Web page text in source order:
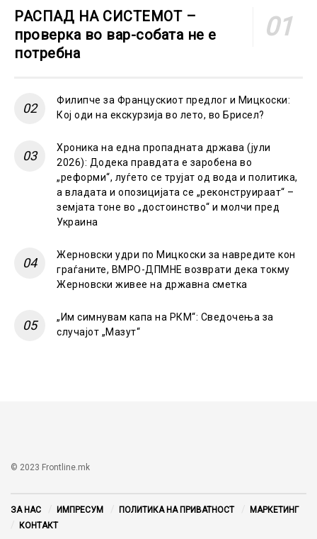
РАСПАД НА СИСТЕМОТ –
проверка во вар-собата не е
потребна
Филипче за Францускиот предлог и Мицкоски:
Кој оди на екскурзија во лето, во Брисел?
Хроника на една пропадната држава (јули
2026): Додека правдата е заробена во
„реформи“, луѓето се трујат од вода и политика,
а владата и опозицијата се „реконструираат“ –
земјата тоне во „достоинство“ и молчи пред
Украина
Жерновски удри по Мицкоски за навредите кон
граѓаните, ВМРО-ДПМНЕ возврати дека токму
Жерновски живее на државна сметка
„Им симнувам капа на РКМ“: Сведочења за
случајот „Мазут“
© 2023 Frontline.mk
ЗА НАС ИМПРЕСУМ ПОЛИТИКА НА ПРИВАТНОСТ
МАРКЕТИНГ
КОНТАКТ